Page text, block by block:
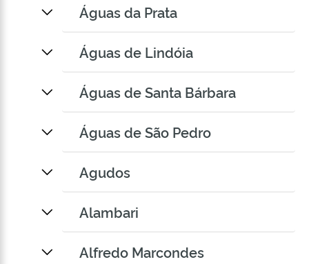
Águas da Prata
Águas de Lindóia
Águas de Santa Bárbara
Águas de São Pedro
Agudos
Alambari
Alfredo Marcondes